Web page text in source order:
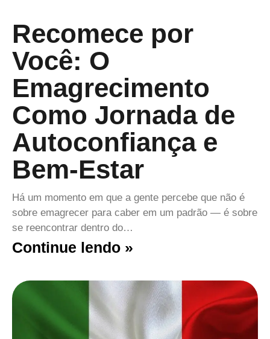
Recomece por
Você: O
Emagrecimento
Como Jornada de
Autoconfiança e
Bem-Estar
Há um momento em que a gente percebe que não é
sobre emagrecer para caber em um padrão — é sobre
se reencontrar dentro do…
Continue lendo »